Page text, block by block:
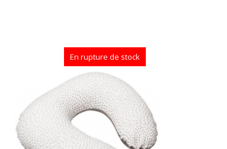
En rupture de stock